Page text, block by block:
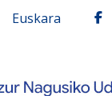
Euskara